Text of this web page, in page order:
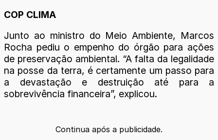
COP CLIMA
Junto ao ministro do Meio Ambiente, Marcos
Rocha pediu o empenho do órgão para ações
de preservação ambiental. “A falta da legalidade
na posse da terra, é certamente um passo para
a devastação e destruição até para a
sobrevivência financeira”, explicou.
Continua após a publicidade.